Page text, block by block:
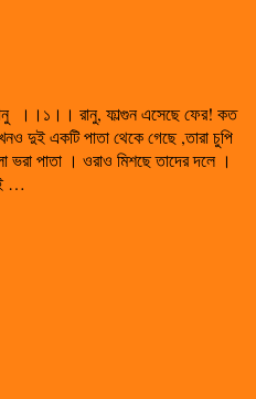
।।১।। রানু, ফাল্গুন এসেছে ফের! কত
দুই একটি পাতা থেকে গেছে ,তারা চুপি
ভরা পাতা । ওরাও মিশছে তাদের দলে ।
…